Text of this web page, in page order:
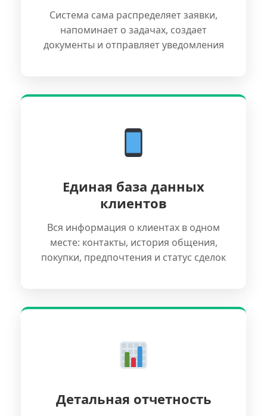
Система сама распределяет заявки,
напоминает о задачах, создает
документы и отправляет уведомления
Единая база данных
клиентов
Вся информация о клиентах в одном
месте: контакты, история общения,
покупки, предпочтения и статус сделок
Детальная отчетность